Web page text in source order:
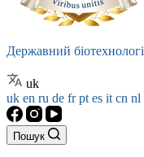
Державний
uk
uk en ru de frpt es it cn nl
Пошук